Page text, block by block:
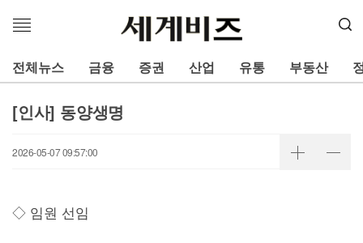
메
열
기
전체뉴스 금융 증권 산업 유통 부동산
[인사] 동양생명
2026-05-07 09:57:00
◇ 임원 선임